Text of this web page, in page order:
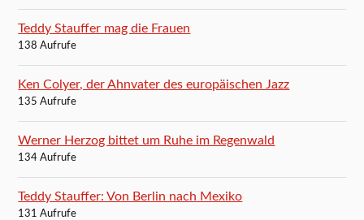
Teddy Stauffer mag die Frauen
Ken Colyer, der Ahnvater des europäischen Jazz
Werner Herzog bittet um Ruhe im Regenwald
Teddy Stauffer: Von Berlin nach Mexiko